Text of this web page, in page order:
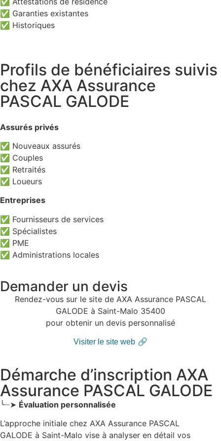
✅ Garanties existantes
✅ Historiques
Profils de bénéficiaires suivis
chez AXA Assurance
PASCAL GALODE
Assurés privés
✅ Nouveaux assurés
✅ Couples
✅ Retraités
✅ Loueurs
Entreprises
✅ Fournisseurs de services
✅ Spécialistes
✅ PME
✅ Administrations locales
Demander un devis
Rendez-vous sur le site de AXA Assurance PASCAL
GALODE à Saint-Malo 35400
pour obtenir un devis personnalisé
Visiter le site web 🔗
Démarche d’inscription AXA
Assurance PASCAL GALODE
╰┈➤ Évaluation personnalisée
L’approche initiale chez AXA Assurance PASCAL
GALODE à Saint-Malo vise à analyser en détail vos